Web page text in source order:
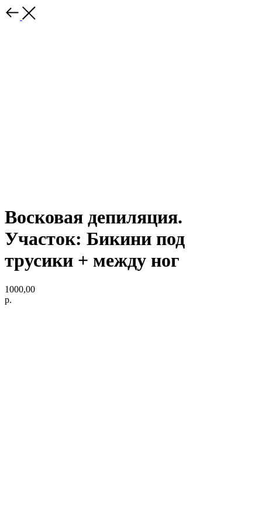
Восковая депиляция.
Участок: Бикини под
трусики + между ног
1000,00
р.